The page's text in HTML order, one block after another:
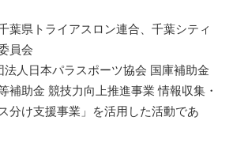
葉県トライアスロン連合、千葉シティ
員会
人日本パラスポーツ協会 国庫補助金
補助金 競技力向上推進事業 情報収集・
分け支援事業」を活用した活動であ